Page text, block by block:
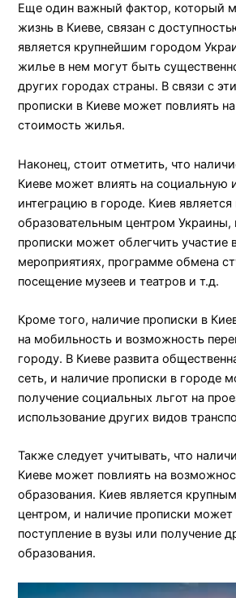
Еще один важный фактор, который
жизнь в Киеве, связан с
является крупнейшим городом
жилье в нем могут быть
других городах страны. В связи с
прописки в Киеве может повлиять
стоимость жилья.
Наконец, стоит отметить, что
Киеве может влиять на социальную
интеграцию в городе. Киев
образовательным центром Украины,
прописки может облегчить участие
мероприятиях, программе обмена
посещение музеев и театров и т.д.
Кроме того, наличие прописки в
на мобильность и возможность
городу. В Киеве развита
сеть, и наличие прописки в городе
получение социальных льгот на
использование других видов
Также следует учитывать, что
Киеве может повлиять на
образования. Киев является
центром, и наличие прописки может
поступление в вузы или получение
образования.